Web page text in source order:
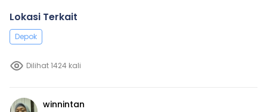
Lokasi Terkait
Depok
Dilihat 1424 kali
winnintan